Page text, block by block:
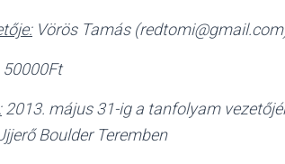
Vörös Tamás
50000Ft
2013. május 31-ig a tanfolyam
Boulder Teremben